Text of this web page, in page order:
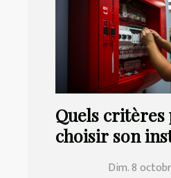
Quels
choisir son
Dim. 8